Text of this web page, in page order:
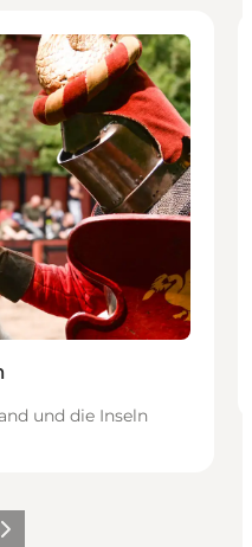
und die Inseln
Weiter